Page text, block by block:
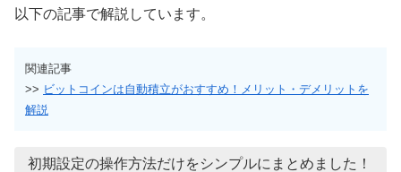
以下の記事で解説しています。
関連記事
>> ビットコインは自動積立がおすすめ！メリット・デメリットを
解説
初期設定の操作方法だけをシンプルにまとめました！